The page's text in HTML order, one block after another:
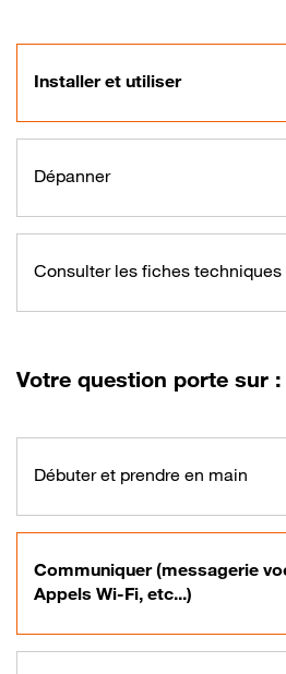
Installer et utiliser
Dépanner
Consulter les fiches techniques
Votre question porte sur :
Débuter et prendre en main
Communiquer (messagerie
Appels Wi-Fi, etc...)